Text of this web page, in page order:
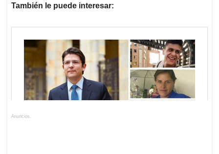
También le puede interesar:
Anuncios.